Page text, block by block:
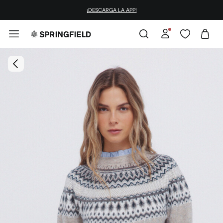
¡DESCARGA LA APP!